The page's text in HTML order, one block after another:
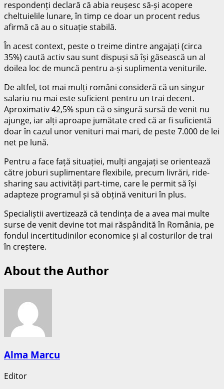
respondenți declară că abia reușesc să-și acopere
cheltuielile lunare, în timp ce doar un procent redus
afirmă că au o situație stabilă.
În acest context, peste o treime dintre angajați (circa
35%) caută activ sau sunt dispuși să își găsească un al
doilea loc de muncă pentru a-și suplimenta veniturile.
De altfel, tot mai mulți români consideră că un singur
salariu nu mai este suficient pentru un trai decent.
Aproximativ 42,5% spun că o singură sursă de venit nu
ajunge, iar alți aproape jumătate cred că ar fi suficientă
doar în cazul unor venituri mai mari, de peste 7.000 de lei
net pe lună.
Pentru a face față situației, mulți angajați se orientează
către joburi suplimentare flexibile, precum livrări, ride-
sharing sau activități part-time, care le permit să își
adapteze programul și să obțină venituri în plus.
Specialiștii avertizează că tendința de a avea mai multe
surse de venit devine tot mai răspândită în România, pe
fondul incertitudinilor economice și al costurilor de trai
în creștere.
About the Author
Alma Marcu
Editor